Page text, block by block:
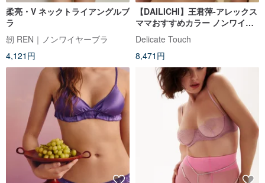
柔亮・V ネックトライアングルブ
ラ
韌 REN｜ノンワイヤーブラ
4,121円
【DAILICHI】王君萍-アレックス
ママおすすめカラー ノンワイヤ
ー / ジャズビューティーレースラ
ビットイヤーカップブラ-グレー
Delicate Touch
8,471円